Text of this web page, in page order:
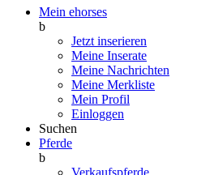
Mein ehorses
b
Jetzt inserieren
Meine Inserate
Meine Nachrichten
Meine Merkliste
Mein Profil
Einloggen
Suchen
Pferde
b
Verkaufspferde